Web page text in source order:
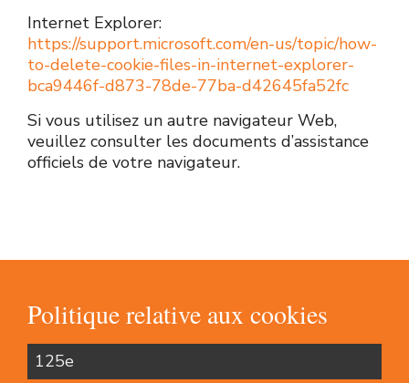
Internet Explorer:
https://support.microsoft.com/en-us/topic/how-
to-delete-cookie-files-in-internet-explorer-
bca9446f-d873-78de-77ba-d42645fa52fc
Si vous utilisez un autre navigateur Web,
veuillez consulter les documents d’assistance
officiels de votre navigateur.
Politique relative aux cookies
125e